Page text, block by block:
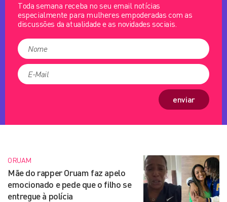
Toda semana receba no seu email notícias
especialmente para mulheres empoderadas com as
discussões da atualidade e as novidades sociais.
enviar
ORUAM
Mãe do rapper Oruam faz apelo
emocionado e pede que o filho se
entregue à polícia